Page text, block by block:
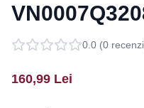
0.0 (0
160,99 Lei